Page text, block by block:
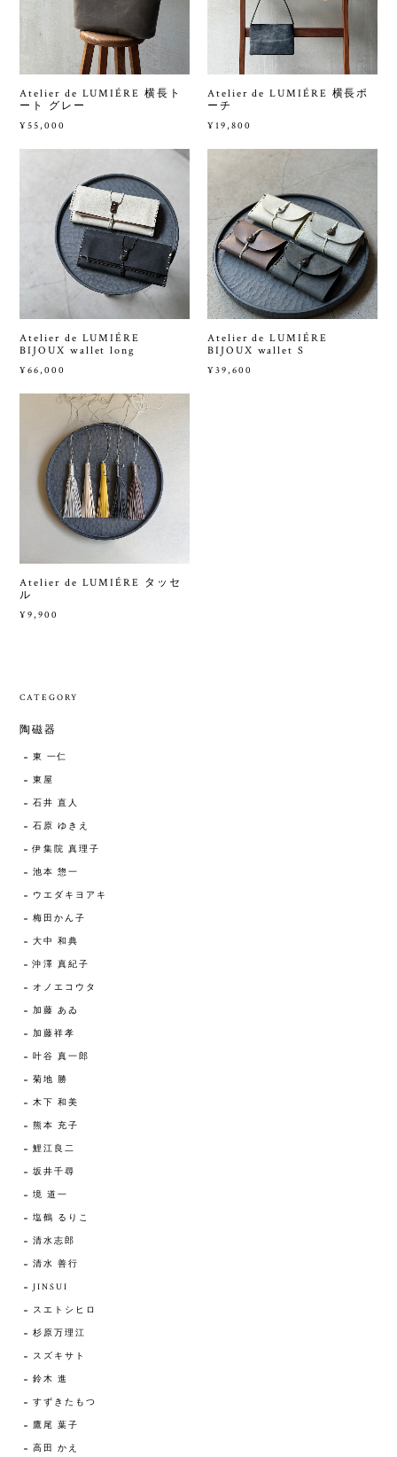
Atelier de LUMIÉRE 横長ト
ート グレー
¥55,000
Atelier de LUMIÉRE 横長ポ
ーチ
¥19,800
Atelier de LUMIÉRE
BIJOUX wallet long
¥66,000
Atelier de LUMIÉRE
BIJOUX wallet S
¥39,600
Atelier de LUMIÉRE タッセ
ル
¥9,900
CATEGORY
陶磁器
東 一仁
東屋
石井 直人
石原 ゆきえ
伊集院 真理子
池本 惣一
ウエダキヨアキ
梅田かん子
大中 和典
沖澤 真紀子
オノエコウタ
加藤 あゐ
加藤祥孝
叶谷 真一郎
菊地 勝
木下 和美
熊本 充子
鯉江良二
坂井千尋
境 道一
塩鶴 るりこ
清水志郎
清水 善行
JINSUI
スエトシヒロ
杉原万理江
スズキサト
鈴木 進
すずきたもつ
鷹尾 葉子
高田 かえ